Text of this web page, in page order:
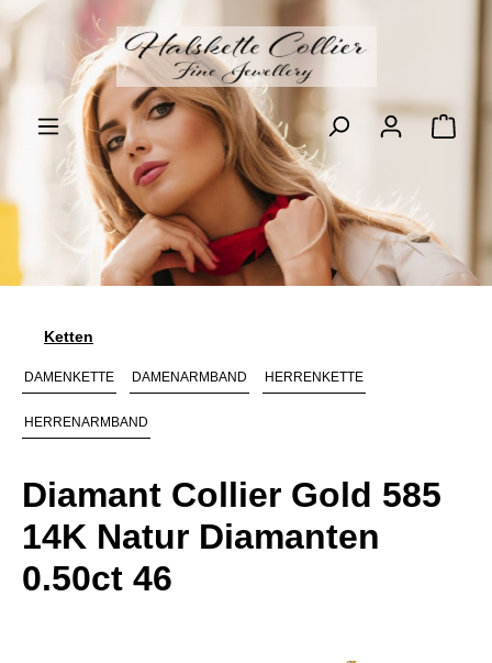
Zum Hauptinhalt springen
Ketten
DAMENKETTE DAMENARMBAND HERRENKETTE
HERRENARMBAND
Diamant Collier Gold 585
14K Natur Diamanten
0.50ct 46